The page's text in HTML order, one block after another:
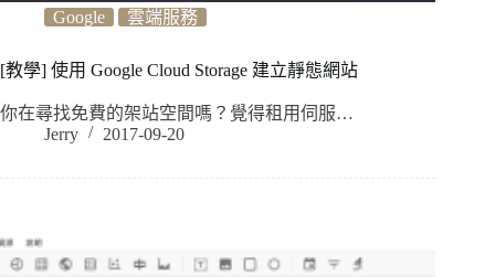
Google 雲端服務
[教學] 使用 Google Cloud Storage 建立靜態網站
你在尋找免費的架站空間嗎？覺得租用伺服…
Jerry
2017-09-20